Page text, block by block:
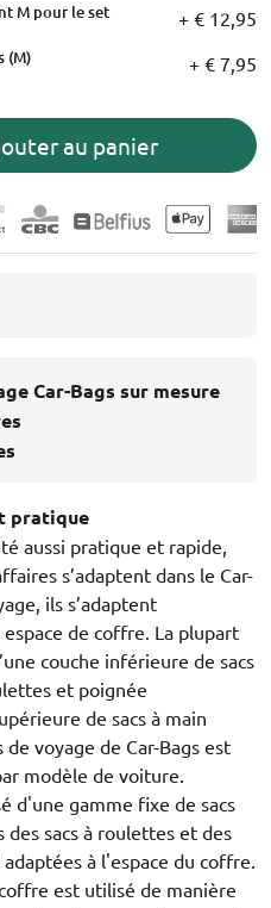
M pour le set
+ € 12,95
(M) + € 7,95
au panier
Car-Bags sur mesure
pratique
aussi pratique et rapide,
s’adaptent dans le Car-
ils s’adaptent
de coffre. La plupart
couche inférieure de sacs
et poignée
de sacs à main
voyage de Car-Bags est
modèle de voiture.
d'une gamme fixe de sacs
des sacs à roulettes et des
à l'espace du coffre.
est utilisé de manière